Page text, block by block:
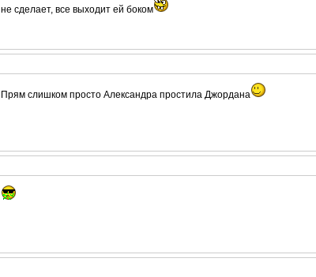
не сделает, все выходит ей боком
Прям слишком просто Александра простила Джордана